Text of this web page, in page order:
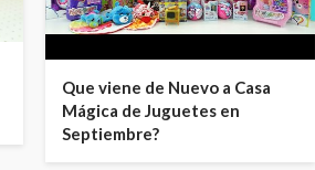
Que viene de Nuevo a Casa
Mágica de Juguetes en
Septiembre?